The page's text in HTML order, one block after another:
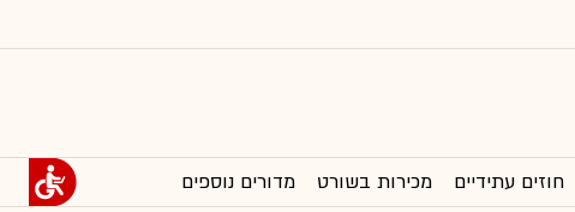
חוזים עתידיים מכירות בשורט מדורים נוספים